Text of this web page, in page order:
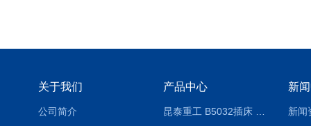
关于我们
公司简介
产品中心 新
新闻